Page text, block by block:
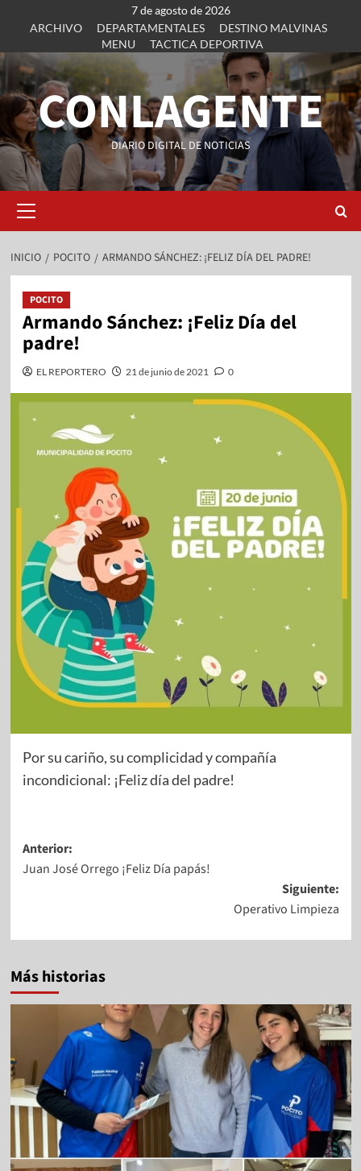
7 de agosto de 2026
ARCHIVO
DEPARTAMENTALES
DESTINO MALVINAS
MENU
TACTICA DEPORTIVA
CONLAGENTE
DIARIO DIGITAL DE NOTICIAS
INICIO POCITO ARMANDO SÁNCHEZ: ¡FELIZ DÍA DEL PADRE!
POCITO
Armando Sánchez: ¡Feliz Día del
padre!
EL REPORTERO 21 de junio de 2021 0
Por su cariño, su complicidad y compañía
incondicional: ¡Feliz día del padre!
Anterior:
Juan José Orrego ¡Feliz Día papás!
Siguiente:
Operativo Limpieza
Más historias